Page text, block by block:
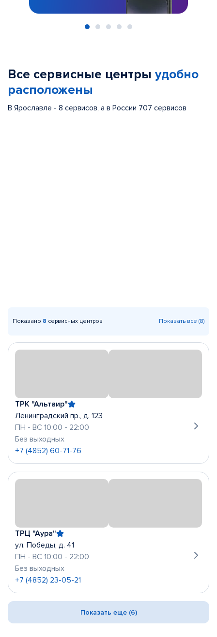
Все сервисные центры удобно
расположены
В Ярославле - 8 сервисов, а в России 707 сервисов
Показано 8 сервисных центров Показать все (8)
ТРК "Альтаир"
Ленинградский пр., д. 123
ПН - ВС 10:00 - 22:00
Без выходных
+7 (4852) 60-71-76
ТРЦ "Аура"
ул. Победы, д. 41
ПН - ВС 10:00 - 22:00
Без выходных
+7 (4852) 23-05-21
Показать еще (6)